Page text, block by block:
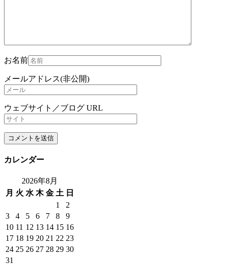
お名前
メールアドレス(非公開)
ウェブサイト／ブログ URL
カレンダー
2026年8月
月 火 水 木 金 土 日
1
2
3
4 5 6 7 8
9
10 11 12 13 14 15 16
17 18 19 20 21 22 23
24 25 26 27 28 29 30
31